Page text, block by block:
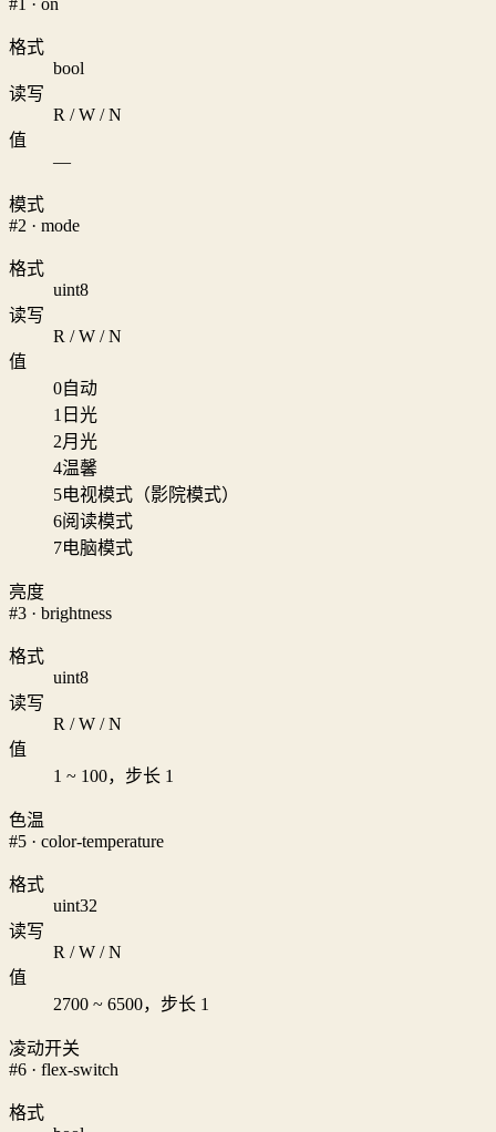
格式
bool
读写
R / W / N
值
—
模式
#2 · mode
格式
uint8
读写
R / W / N
值
0自动
1 日光
2月光
4温馨
5电视模式（影院模式）
6阅读模式
7电脑模式
亮度
#3 · brightness
格式
uint8
读写
R / W / N
值
1 ~ 100，步长 1
色温
#5 · color-temperature
格式
uint32
读写
R / W / N
值
2700 ~ 6500，步长 1
凌动开关
#6 · flex-switch
格式